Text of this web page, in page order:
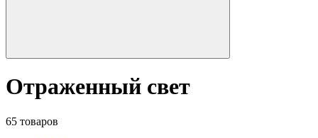
Отраженный свет
65 товаров